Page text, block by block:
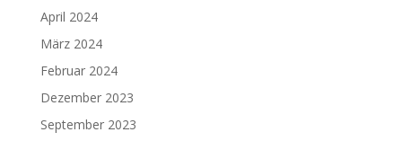
April 2024
März 2024
Februar 2024
Dezember 2023
September 2023